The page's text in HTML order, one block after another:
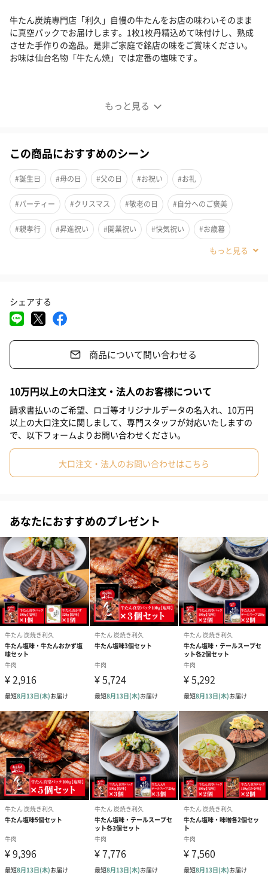
もっと見る
牛たん炭焼専門店「利久」自慢の牛たんをお店の味わいそのまま
に真空パックでお届けします。1枚1枚丹精込めて味付けし、熟成
させた手作りの逸品。是非ご家庭で銘店の味をご賞味ください。
お味は仙台名物「牛たん焼」では定番の塩味です。
1枚1枚丹精込めて味付けし、熟成させた手作りの逸品。
お店の味わいそのままを真空パック（100g×4個セット）でお届
けします。
是非ご家庭で銘店の味をご賞味ください。
ひとつひとつ丁寧にスライス
牛たんの大きさを見ながらひとつひとつ包丁で丁寧にスライス。
柔らかい部分のみを切り分け、両面に切れ目を入れます。
味が馴染みやすく柔らかく噛み切りやすいような工夫を凝らしま
す。
1枚１枚丹精を込めて
手造りにこだわり、1枚１枚丹精を込めて造り上げます。
手振りで塩をふり、大きさ・厚みを見ながら塩加減を調整する熟
練の職人による味付けで仕上げます。
お店の牛たんをそのまま真空パックに
お店でご提供している牛たんをそのまま真空パックにしました。
年間100万食以上をご提供しております。
味がついているのでご家庭で焼くだけで当店の味わいをお楽しみ
この商品におすすめのシーン
#誕生日 #母の日 #父の日 #お祝い #お礼
#パーティー #クリスマス #敬老の日 #自分へのご褒美
#親孝行 #昇進祝い #開業祝い #快気祝い #お歳暮
#息子 #姉
#同僚男性
#父親 #妻 #夫 #女性
#30代 #40代 #60代 #70代 #80代 #90代
シェアする
商品について問い合わせる
10万円以上の大口注文・法人のお客様について
請求書払いのご希望、ロゴ等オリジナルデータの名入れ、10万円
以上の大口注文に関しまして、専門スタッフが対応いたしますの
で、以下フォームよりお問い合わせください。
大口注文・法人のお問い合わせはこちら
あなたにおすすめのプレゼント